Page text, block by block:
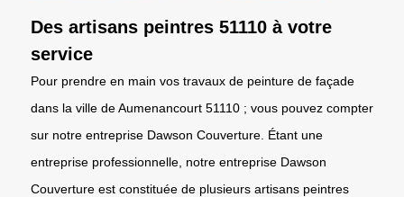
Des artisans peintres 51110 à votre
service
Pour prendre en main vos travaux de peinture de façade
dans la ville de Aumenancourt 51110 ; vous pouvez compter
sur notre entreprise Dawson Couverture. Étant une
entreprise professionnelle, notre entreprise Dawson
Couverture est constituée de plusieurs artisans peintres